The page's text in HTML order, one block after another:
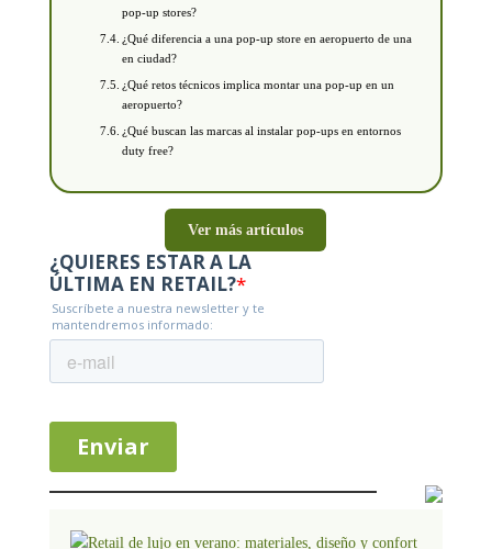
pop-up stores?
¿Qué diferencia a una pop-up store en aeropuerto de una
en ciudad?
¿Qué retos técnicos implica montar una pop-up en un
aeropuerto?
¿Qué buscan las marcas al instalar pop-ups en entornos
duty free?
Ver más artículos